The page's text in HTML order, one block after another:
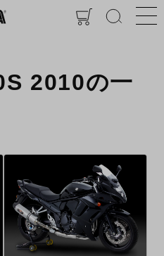
2010の一